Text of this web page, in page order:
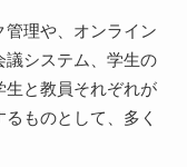
る効果
理や、オンライン
議システム、学生の
生と教員それぞれが
ものとして、多く